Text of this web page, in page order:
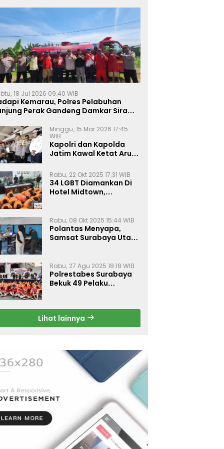
18 Jul 2026 09:40 WIB
Kemarau, Polres Pelabuhan
Perak Gandeng Damkar Siram
Minggu, 15 Mar 2026 17:45
WIB
Kapolri dan Kapolda
Jatim Kawal Ketat Arus
Rabu, 22 Okt 2025 17:31 WIB
34 LGBT Diamankan Di
Hotel Midtown,
Rabu, 08 Okt 2025 15:44 WIB
Polantas Menyapa,
Samsat Surabaya Utara
Rabu, 27 Agu 2025 18:18 WIB
Polrestabes Surabaya
Bekuk 49 Pelaku
Gratis
Lihat lainnya